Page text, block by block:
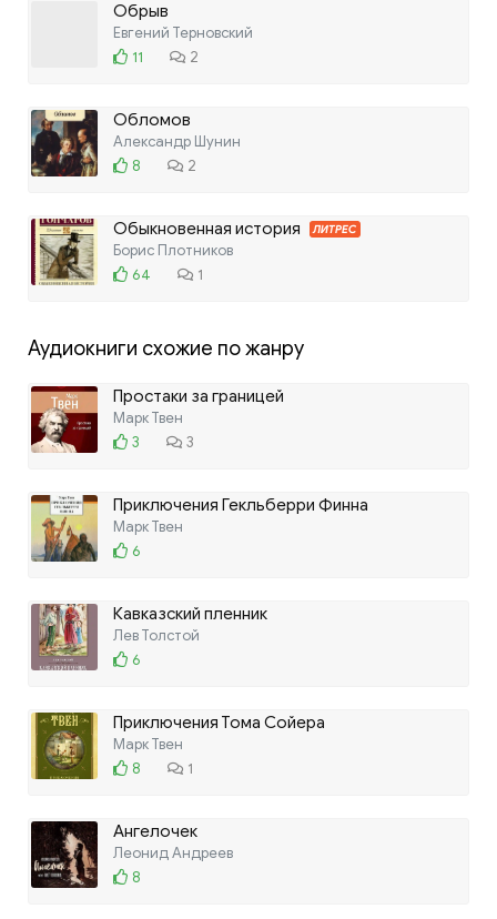
Обрыв
Евгений Терновский
11
2
Обломов
Александр Шунин
8
2
Обыкновенная история ЛИТРЕС
Борис Плотников
64
1
Аудиокниги схожие по жанру
Простаки за границей
Марк Твен
3
3
Приключения Гекльберри Финна
Марк Твен
6
Кавказский пленник
Лев Толстой
6
Приключения Тома Сойера
Марк Твен
8
1
Ангелочек
Леонид Андреев
8